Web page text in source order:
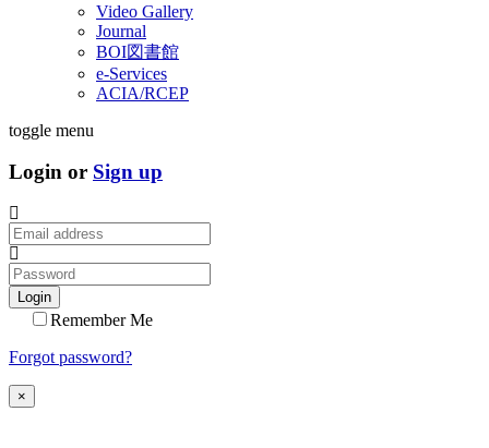
Video Gallery
Journal
BOI図書館
e-Services
ACIA/RCEP
toggle menu
Login or Sign up
Login
Remember Me
Forgot password?
×